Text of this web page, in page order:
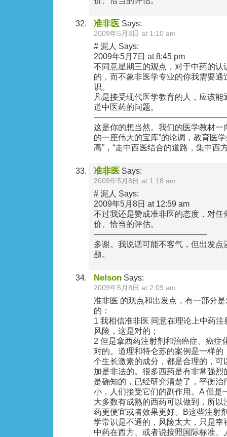
准非医 Says:
2009年5月8日 at 1:10 am
# 泥人 Says:
2009年5月7日 at 8:45 pm
不同意星期三的观点，对于中药的认
的，而不象非医学专业的你我需要通
识。
凡是接受现代医学教育的人，应该
道中医药的问题。
这是你的想当然。我们的医学教材一
的一座伟大的宝库”的论调，教育医
高”，“走中西医结合的道路，集中西
准非医 Says:
2009年5月8日 at 1:18 am
# 泥人 Says:
2009年5月8日 at 12:59 am
不过我还是赞成准非医的态度，对任
价、恰当的评估。
——————————————
多谢。我说话可能不客气，但出发点
题。
Nelson Says:
2009年5月8日 at 2:09 am
准非医 的观点和出发点，有一部分
的：
1 我相信准非医 同意在理论上中药
风险，这是对的；
2 但是拿西药注射剂和治癌症、癌症
对的。道理和特仑苏的案例是一样的
个生长激素的成分，都是合理的，可
加是非法的。很多西药是有非常强烈
是确知的，已经研究清楚了，平衡治
小，人们接受它们的副作用。A 但是
大多数有成熟的西药可以做到，所以
药更便宜或者效果更好。B这些注射
学常识是不通的，风险太大，只是幸
中药在西方、或者说按照国际标准、